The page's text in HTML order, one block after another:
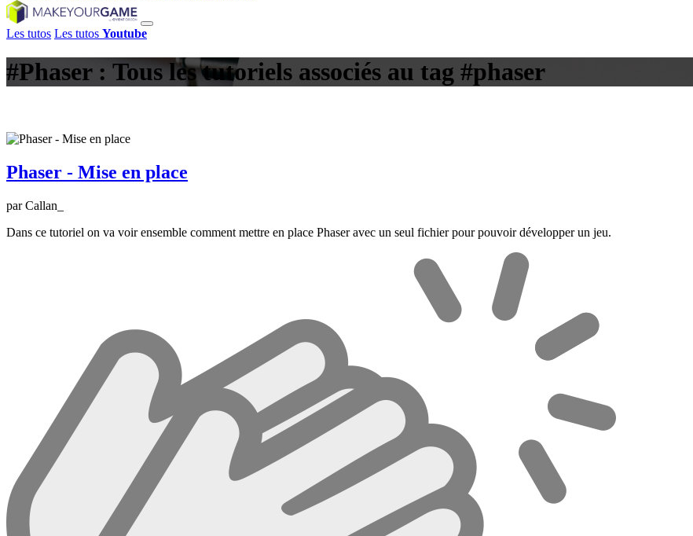
Les tutos Les tutos Youtube
#Phaser : Tous les tutoriels associés au tag #phaser
Phaser - Mise en place
par Callan_
Dans ce tutoriel on va voir ensemble comment mettre en place Phaser avec un seul fichier pour pouvoir développer un jeu.